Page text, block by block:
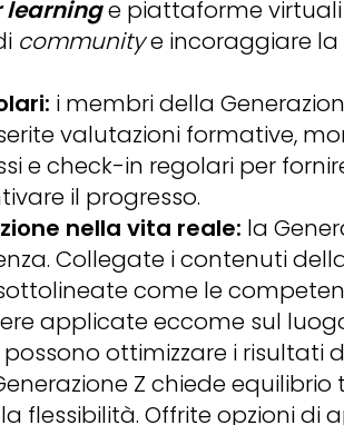
e piattaforme
communitye incoraggiare la
i membri della
valutazioni formative,
e check-in regolari per
il progresso.
nella vita reale: la
Collegate i contenuti
come le
applicate eccome sul
ottimizzare i risultati
Z chiede
flessibilità. Offrite opzioni di